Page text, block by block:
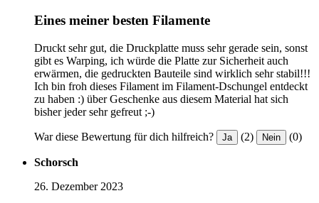
Eines meiner besten Filamente
Druckt sehr gut, die Druckplatte muss sehr gerade sein, sonst
gibt es Warping, ich würde die Platte zur Sicherheit auch
erwärmen, die gedruckten Bauteile sind wirklich sehr stabil!!!
Ich bin froh dieses Filament im Filament-Dschungel entdeckt
zu haben :) über Geschenke aus diesem Material hat sich
bisher jeder sehr gefreut ;-)
War diese Bewertung für dich hilfreich? Ja (2) Nein (0)
Schorsch
26. Dezember 2023